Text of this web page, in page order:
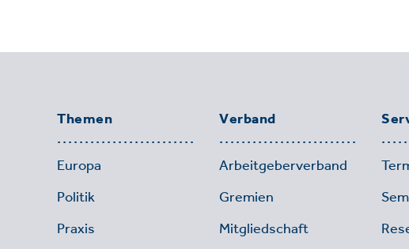
Themen
Europa
Politik
Praxis
Verband
Arbeitgeberverband
Gremien
Mitgliedschaft